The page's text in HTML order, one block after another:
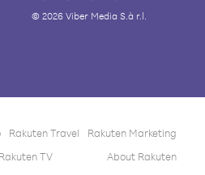
© 2026Viber Media S.à r.l.
Rakuten Travel
Rakuten Marketing
Rakuten TV About Rakuten